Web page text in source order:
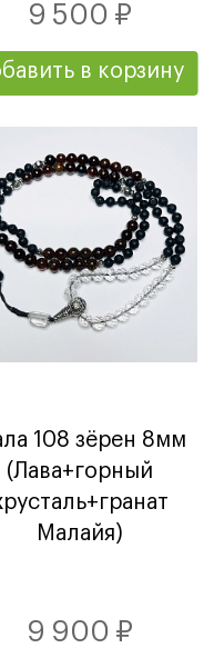
9 500 ₽
в корзину
108 зёрен 8мм
(Лава+горный
Малайя)
9 900 ₽